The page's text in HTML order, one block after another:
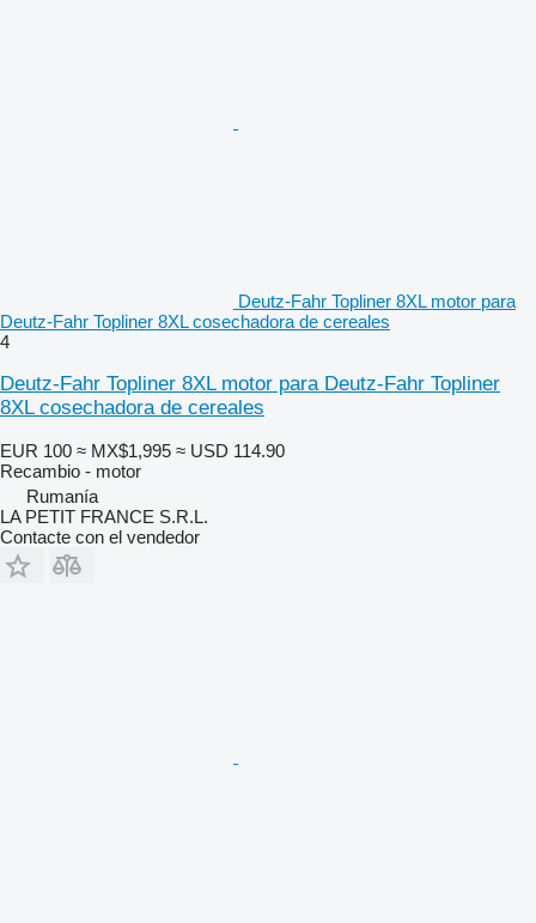
Deutz-Fahr Topliner 8XL motor para
Deutz-Fahr Topliner 8XL cosechadora de cereales
4
Deutz-Fahr Topliner 8XL motor para Deutz-Fahr Topliner
8XL cosechadora de cereales
EUR 100 ≈ MX$1,995 ≈ USD 114.90
Recambio - motor
Rumanía
LA PETIT FRANCE S.R.L.
Contacte con el vendedor